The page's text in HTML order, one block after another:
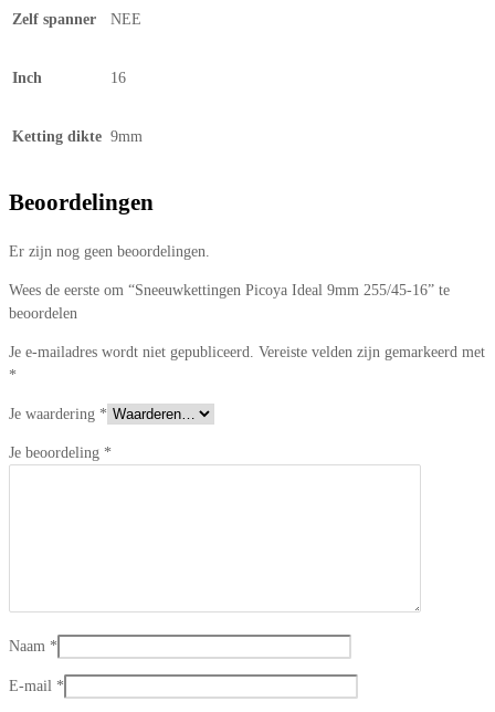
Zelf spanner NEE
Inch 16
Ketting dikte 9mm
Beoordelingen
Er zijn nog geen beoordelingen.
Wees de eerste om “Sneeuwkettingen Picoya Ideal 9mm 255/45-16” te
beoordelen
Je e-mailadres wordt niet gepubliceerd. Vereiste velden zijn gemarkeerd met
*
Je waardering *
Je beoordeling *
Naam *
E-mail *